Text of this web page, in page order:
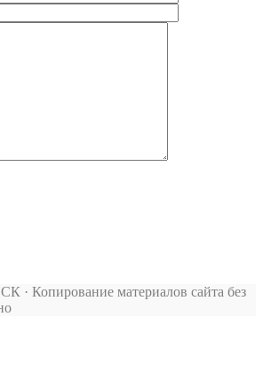
Копирование материалов сайта без